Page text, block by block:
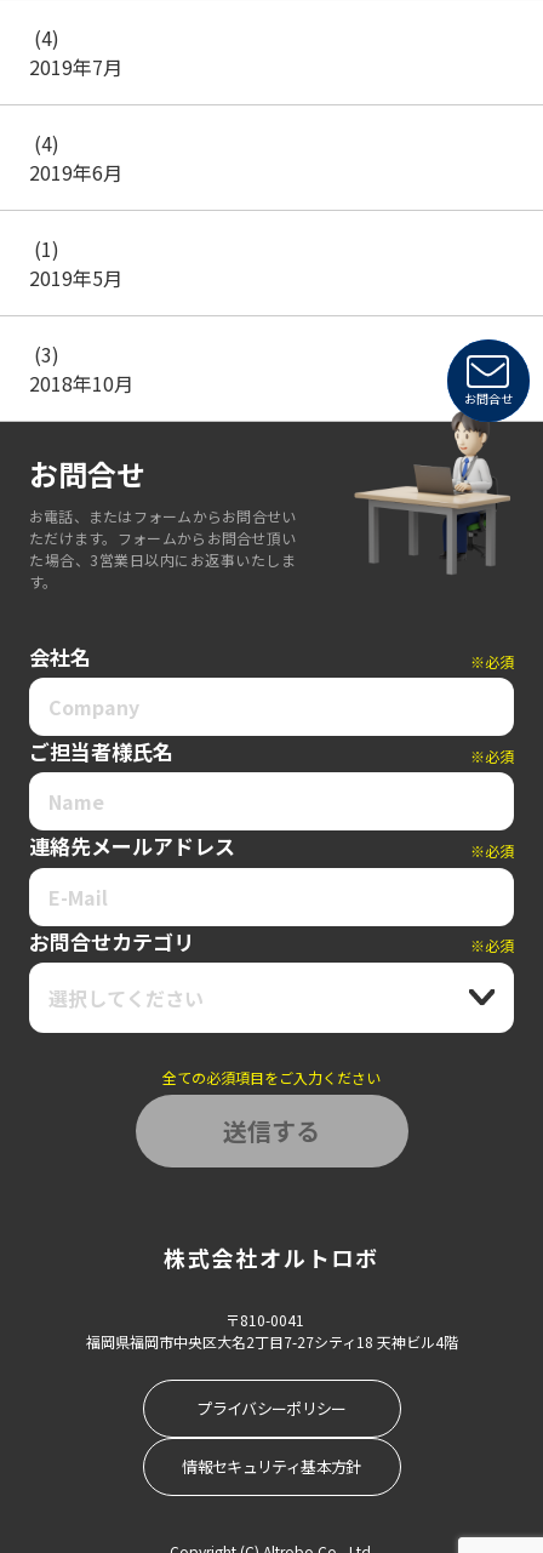
2019年7月
(4)
2019年6月
(4)
2019年5月
(1)
2018年10月
(3)
お問合せ
お問合せ
お電話、またはフォームからお問合せい
ただけます。フォームからお問合せ頂い
た場合、3営業日以内にお返事いたしま
す。
会社名 ※必須
ご担当者様氏名 ※必須
連絡先メールアドレス ※必須
お問合せカテゴリ ※必須
選択してください
全ての必須項目をご入力ください
戻る
株式会社オルトロボ
株式会社オルトロボ
〒810-0041
福岡県福岡市中央区大名2丁目7-27シティ18 天神ビル4階
プライバシーポリシー
情報セキュリティ基本方針